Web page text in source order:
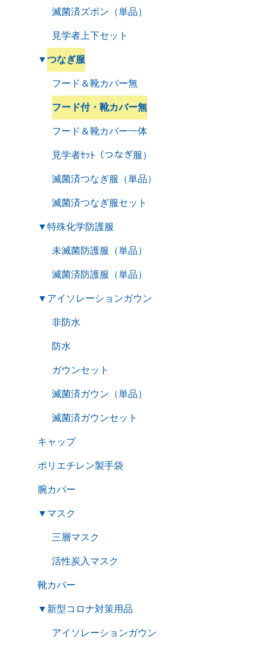
滅菌済ズボン（単品）
見学者上下セット
▼つなぎ服
フード＆靴カバー無
フード付・靴カバー無
フード＆靴カバー一体
見学者ｾｯﾄ（つなぎ服）
滅菌済つなぎ服（単品）
滅菌済つなぎ服セット
▼特殊化学防護服
未滅菌防護服（単品）
滅菌済防護服（単品）
▼ アイソレーションガウン
非防水
防水
ガウンセット
滅菌済ガウン（単品）
滅菌済ガウンセット
キャップ
ポリエチレン製手袋
腕カバー
▼ マスク
三層マスク
活性炭入マスク
靴カバー
▼ 新型コロナ対策用品
アイソレーションガウン